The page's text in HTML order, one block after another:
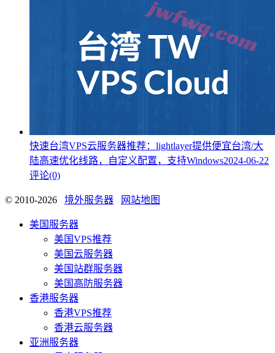
快速台湾VPS云服务器推荐：lightlayer提供便宜台湾/大
陆高速优化线路，自定义配置，支持Windows2024-06-22
评论(0)
© 2010-2026 境外服务器 网站地图
美国服务器
美国VPS推荐
美国云服务器
美国站群服务器
美国高防服务器
香港服务器
香港VPS推荐
香港云服务器
亚洲服务器